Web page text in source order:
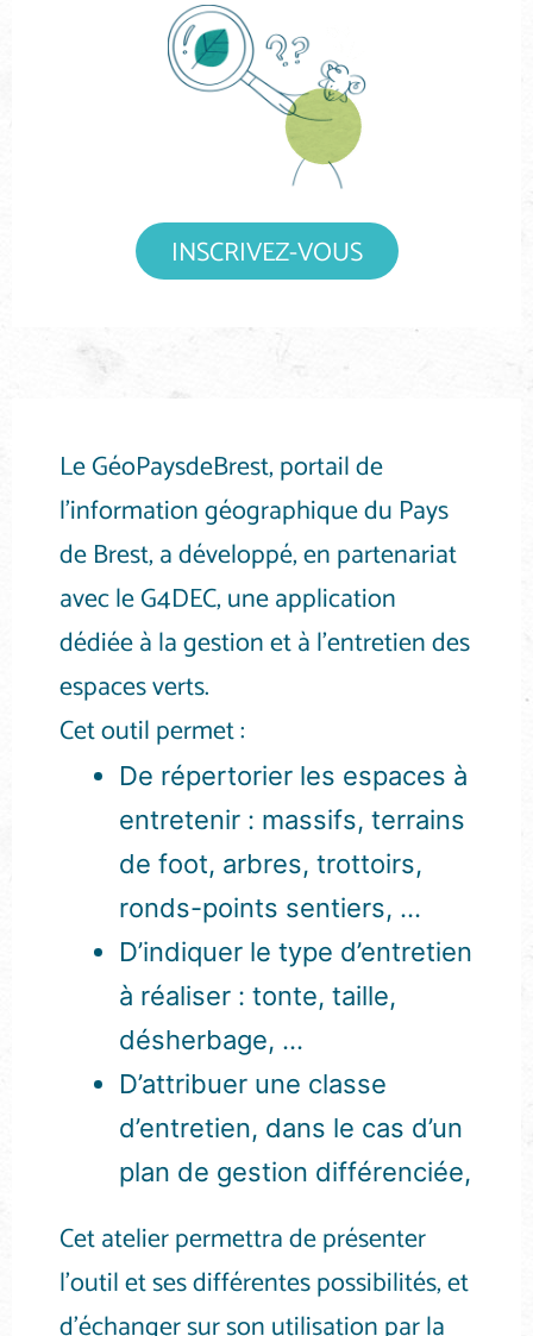
INSCRIVEZ-VOUS
Le GéoPaysdeBrest, portail de
l’information géographique du Pays
de Brest, a développé, en partenariat
avec le G4DEC, une application
dédiée à la gestion et à l’entretien des
espaces verts.
Cet outil permet :
De répertorier les espaces à
entretenir : massifs, terrains
de foot, arbres, trottoirs,
ronds-points sentiers, …
D’indiquer le type d’entretien
à réaliser : tonte, taille,
désherbage, …
D’attribuer une classe
d’entretien, dans le cas d’un
plan de gestion différenciée,
Cet atelier permettra de présenter
l’outil et ses différentes possibilités, et